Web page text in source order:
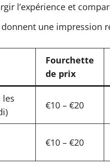
l’expérience et
une impression
Fourchette
de prix
les
€10 – €20
€10 – €20